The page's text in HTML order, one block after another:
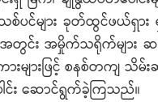
ပင်များ ခုတ်ထွင်ဖယ်ရှား ရှ
ားအတွင်း အမှိုက်သရိုက်များ
းများဖြင့် စနစ်တကျ သိမ်း
င်း ဆောင်ရွက်ခဲ့ကြသည်။